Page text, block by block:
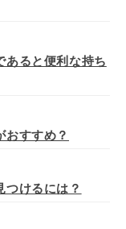
あると便利な持ち
おすすめ？
つけるには？